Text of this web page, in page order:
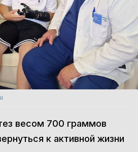
весом 700 граммов
к активной жизни